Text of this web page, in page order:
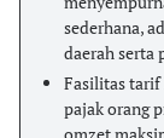
sederhana,
daerah serta
Fasilitas tarif
pajak orang